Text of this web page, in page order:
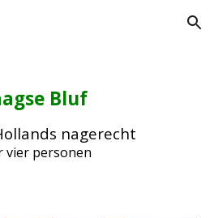
Skip to navigation
Bluf
nagerecht
vier personen